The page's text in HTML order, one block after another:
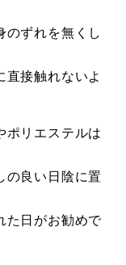
のずれを無くし
直接触れないよ
ポリエステルは
の良い日陰に置
た日がお勧めで